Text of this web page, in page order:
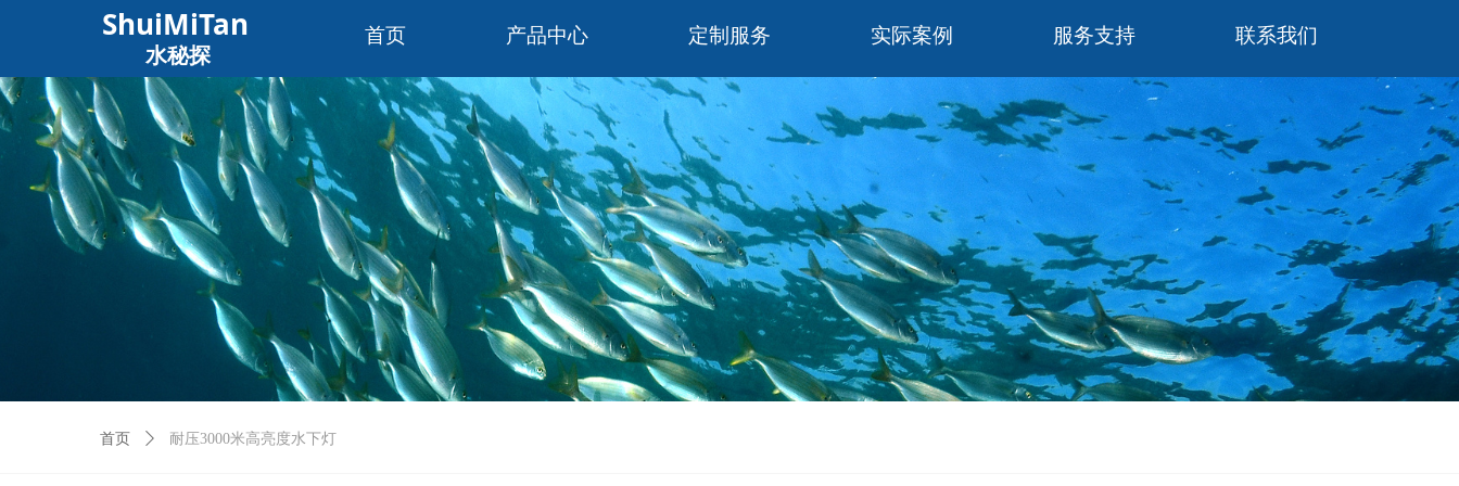
首页 产品中心 定制服务 实际案例 服务支持 联系我们
ShuiMiTan
水秘探
首页 ꄲ 耐压3000米高亮度水下灯